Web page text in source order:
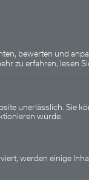
bewerten und
zu erfahren, lesen
unerlässlich. Sie
würde.
werden einige